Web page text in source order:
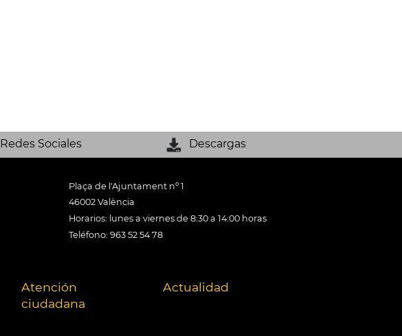
Redes Sociales Descargas
Plaça de l'Ajuntament nº 1
46002 València
Horarios: lunes a viernes de 8:30 a 14:00 horas
Teléfono: 963 52 54 78
Atención
ciudadana
Actualidad